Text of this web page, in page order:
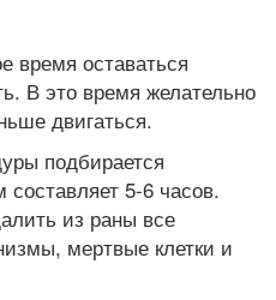
время оставаться
В это время желательно
двигаться.
подбирается
5-6 часов.
из раны все
мертвые клетки и